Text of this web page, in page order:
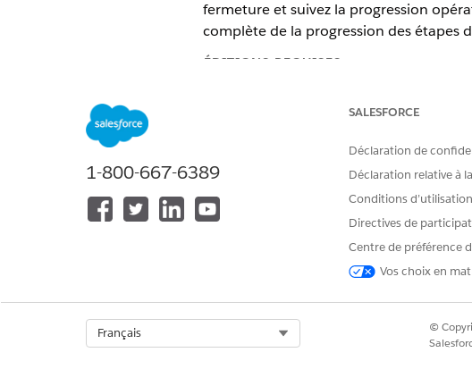
fermeture et suivez la progression
complète de la progression des étapes
ÉDITIONS REQUISES
Disponible avec : Lightning Experience
VOIR ÉGALEMENT :
Dites-nous ce que nous pouvons améliorer !
1-800-667-6389
SALESFORCE
Déclaration de
Déclaration relative à
Conditions d’utilisation
Directives de
Centre de préférence
Vos choix en
Français
©